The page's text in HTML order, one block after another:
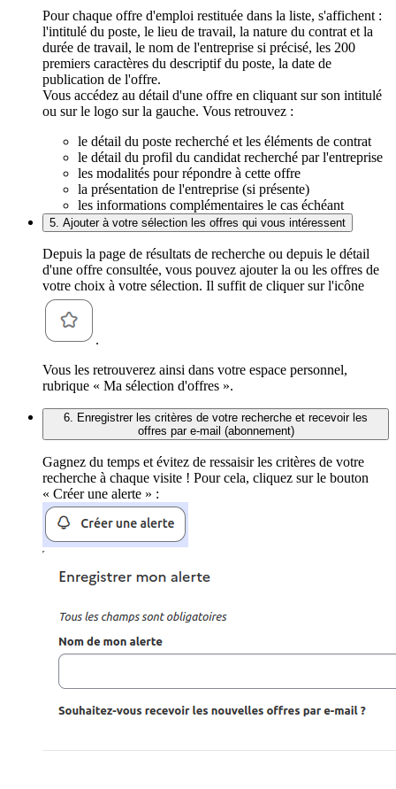
Pour chaque offre d'emploi restituée dans la liste, s'affichent :
l'intitulé du poste, le lieu de travail, la nature du contrat et la
durée de travail, le nom de l'entreprise si précisé, les 200
premiers caractères du descriptif du poste, la date de
publication de l'offre.
Vous accédez au détail d'une offre en cliquant sur son intitulé
ou sur le logo sur la gauche. Vous retrouvez :
le détail du poste recherché et les éléments de contrat
le détail du profil du candidat recherché par l'entreprise
les modalités pour répondre à cette offre
la présentation de l'entreprise (si présente)
les informations complémentaires le cas échéant
5. Ajouter à votre sélection les offres qui vous intéressent
Depuis la page de résultats de recherche ou depuis le détail
d'une offre consultée, vous pouvez ajouter la ou les offres de
votre choix à votre sélection. Il suffit de cliquer sur l'icône
.
Vous les retrouverez ainsi dans votre espace personnel,
rubrique « Ma sélection d'offres ».
6. Enregistrer les critères de votre recherche et recevoir les
offres par e-mail (abonnement)
Gagnez du temps et évitez de ressaisir les critères de votre
recherche à chaque visite ! Pour cela, cliquez sur le bouton
« Créer une alerte » :